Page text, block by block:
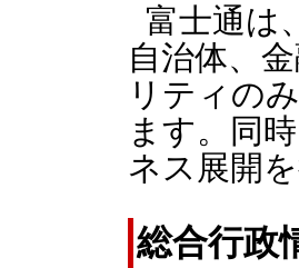
富士通は
自治体、
リティの
ます。同
ネス展開
総合行政